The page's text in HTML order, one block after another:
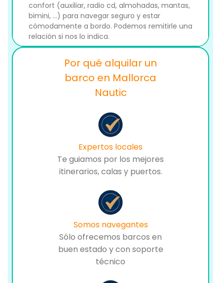
confort (auxiliar, radio cd, almohadas, mantas,
bimini, ...) para navegar seguro y estar
cómodamente a bordo. Podemos remitirle una
relación si nos lo indica.
Por qué alquilar un
barco en Mallorca
Nautic
Expertos locales
Te guiamos por los mejores
itinerarios, calas y puertos.
Somos navegantes
Sólo ofrecemos barcos en
buen estado y con soporte
técnico